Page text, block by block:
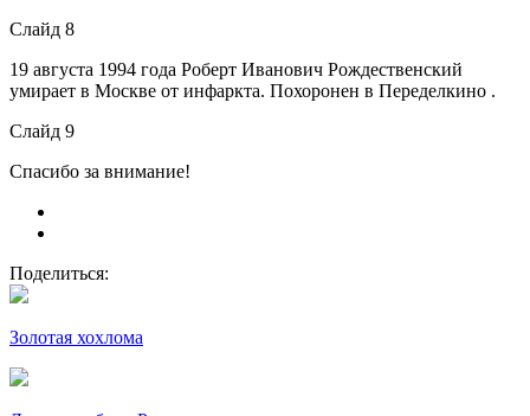
Слайд 8
19 августа 1994 года Роберт Иванович Рождественский
умирает в Москве от инфаркта. Похоронен в Переделкино .
Слайд 9
Спасибо за внимание!
Поделиться:
Золотая хохлома